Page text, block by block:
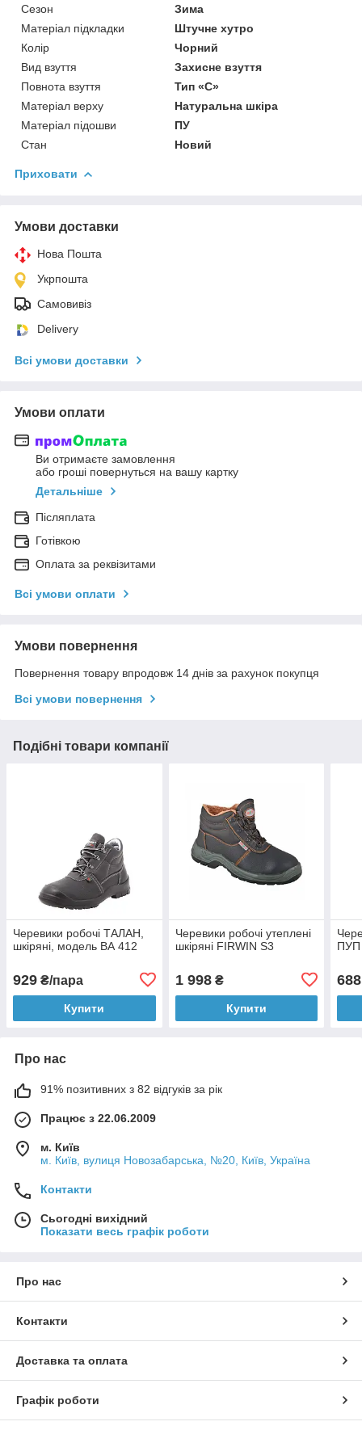
Сезон
Зима
Матеріал підкладки
Штучне хутро
Колір
Чорний
Вид взуття
Захисне взуття
Повнота взуття
Тип «C»
Матеріал верху
Натуральна шкіра
Матеріал підошви
ПУ
Стан
Новий
Приховати
Умови доставки
Нова Пошта
Укрпошта
Самовивіз
Delivery
Всі умови доставки
Умови оплати
Ви отримаєте замовлення
або гроші повернуться на вашу картку
Детальніше
Післяплата
Готівкою
Оплата за реквізитами
Всі умови оплати
Умови повернення
Повернення товару впродовж 14 днів за рахунок покупця
Всі умови повернення
Подібні товари компанії
Черевики робочі ТАЛАН,
шкіряні, модель ВА 412
929 ₴/пара
Купити
Черевики робочі утеплені
шкіряні FIRWIN S3
1 998₴
Купити
ПУП
688
Про нас
91% позитивних з 82 відгуків за рік
Працює з 22.06.2009
м. Київ
м. Київ, вулиця Новозабарська, №20, Київ, Україна
Контакти
Сьогодні вихідний
Показати весь графік роботи
Про нас
Контакти
Доставка та оплата
Графік роботи